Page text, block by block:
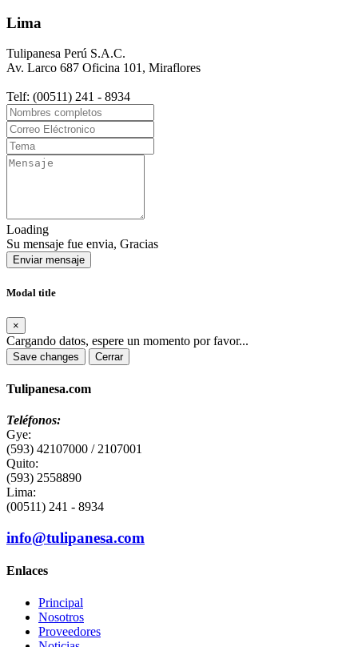
Lima
Tulipanesa Perú S.A.C.
Av. Larco 687 Oficina 101, Miraflores
Telf: (00511) 241 - 8934
Loading
Su mensaje fue envia, Gracias
Enviar mensaje
Modal title
×
Cargando datos, espere un momento por favor...
Save changes Cerrar
Tulipanesa.com
Teléfonos:
Gye:
(593) 42107000 / 2107001
Quito:
(593) 2558890
Lima:
(00511) 241 - 8934
info@tulipanesa.com
Enlaces
Principal
Nosotros
Proveedores